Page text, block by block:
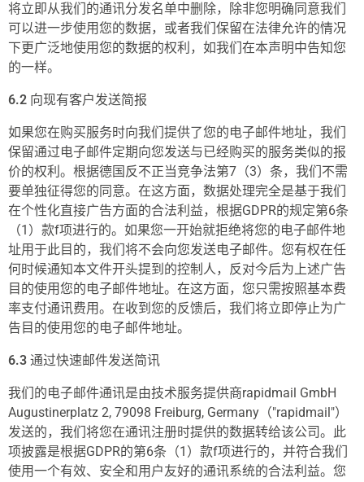
将立即从我们的通讯分发名单中删除，除非您明确同意我们
可以进一步使用您的数据，或者我们保留在法律允许的情况
下更广泛地使用您的数据的权利，如我们在本声明中告知您
的一样。
6.2 向现有客户发送简报
如果您在购买服务时向我们提供了您的电子邮件地址，我们
保留通过电子邮件定期向您发送与已经购买的服务类似的报
价的权利。根据德国反不正当竞争法第7（3）条，我们不需
要单独征得您的同意。在这方面，数据处理完全是基于我们
在个性化直接广告方面的合法利益，根据GDPR的规定第6条
（1）款f项进行的。如果您一开始就拒绝将您的电子邮件地
址用于此目的，我们将不会向您发送电子邮件。您有权在任
何时候通知本文件开头提到的控制人，反对今后为上述广告
目的使用您的电子邮件地址。在这方面，您只需按照基本费
率支付通讯费用。在收到您的反馈后，我们将立即停止为广
告目的使用您的电子邮件地址。
6.3 通过快速邮件发送简讯
我们的电子邮件通讯是由技术服务提供商rapidmail GmbH
Augustinerplatz 2, 79098 Freiburg, Germany（"rapidmail"）
发送的，我们将您在通讯注册时提供的数据转给该公司。此
项披露是根据GDPR的第6条（1）款f项进行的，并符合我们
使用一个有效、安全和用户友好的通讯系统的合法利益。您